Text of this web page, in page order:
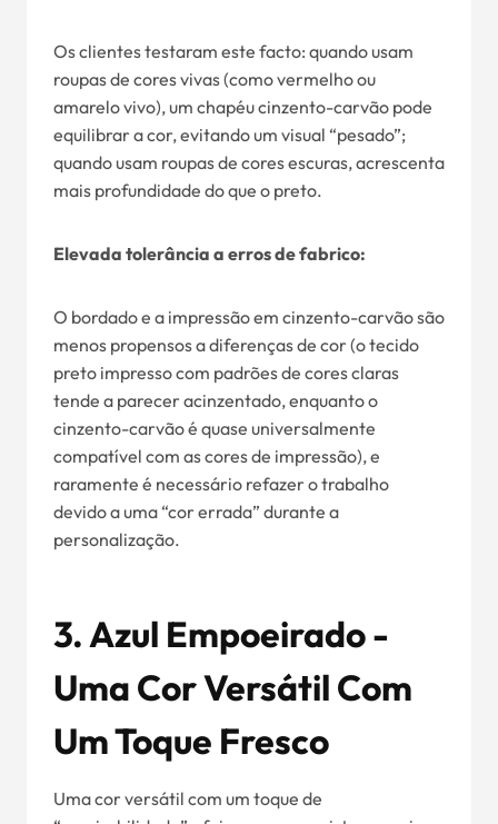
Os clientes testaram este facto: quando usam
roupas de cores vivas (como vermelho ou
amarelo vivo), um chapéu cinzento-carvão pode
equilibrar a cor, evitando um visual “pesado”;
quando usam roupas de cores escuras, acrescenta
mais profundidade do que o preto.
Elevada tolerância a erros de fabrico:
O bordado e a impressão em cinzento-carvão são
menos propensos a diferenças de cor (o tecido
preto impresso com padrões de cores claras
tende a parecer acinzentado, enquanto o
cinzento-carvão é quase universalmente
compatível com as cores de impressão), e
raramente é necessário refazer o trabalho
devido a uma “cor errada” durante a
personalização.
3. Azul Empoeirado -
Uma Cor Versátil Com
Um Toque Fresco
Uma cor versátil com um toque de